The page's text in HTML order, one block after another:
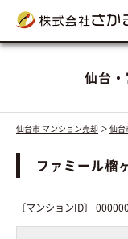
仙台
仙台市 マンション売却 ＞ 仙台
ファミール榴
〔マンションID〕